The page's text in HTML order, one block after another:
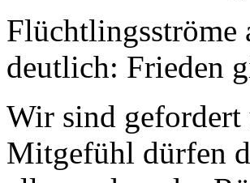
Flüchtlingsströme
deutlich: Frieden
Wir sind gefordert
Mitgefühl dürfen